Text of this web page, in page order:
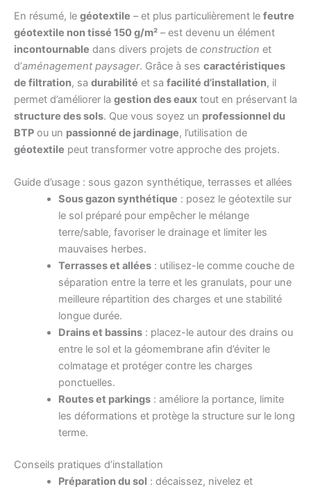
En résumé, le géotextile – et plus particulièrement le feutre
géotextile non tissé 150 g/m² – est devenu un élément
incontournable dans divers projets de construction et
d’aménagement paysager. Grâce à ses caractéristiques
de filtration, sa durabilité et sa facilité d’installation, il
permet d’améliorer la gestion des eaux tout en préservant la
structure des sols. Que vous soyez un professionnel du
BTP ou un passionné de jardinage, l’utilisation de
géotextile peut transformer votre approche des projets.
Guide d’usage : sous gazon synthétique, terrasses et allées
Sous gazon synthétique : posez le géotextile sur
le sol préparé pour empêcher le mélange
terre/sable, favoriser le drainage et limiter les
mauvaises herbes.
Terrasses et allées: utilisez-le comme couche de
séparation entre la terre et les granulats, pour une
meilleure répartition des charges et une stabilité
longue durée.
Drains et bassins: placez-le autour des drains ou
entre le sol et la géomembrane afin d’éviter le
colmatage et protéger contre les charges
ponctuelles.
Routes et parkings: améliore la portance, limite
les déformations et protège la structure sur le long
terme.
Conseils pratiques d’installation
Préparation du sol : décaissez, nivelez et